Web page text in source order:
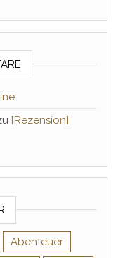
[Rezension]
Abenteuer